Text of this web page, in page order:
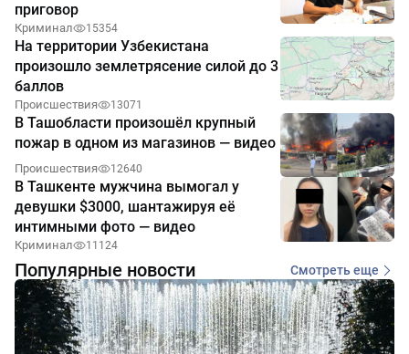
приговор
Криминал 15354
На территории Узбекистана
произошло землетрясение силой до 3
баллов
Происшествия 13071
В Ташобласти произошёл крупный
пожар в одном из магазинов — видео
Происшествия 12640
В Ташкенте мужчина вымогал у
девушки $3000, шантажируя её
интимными фото — видео
Криминал 11124
Популярные новости Смотреть еще